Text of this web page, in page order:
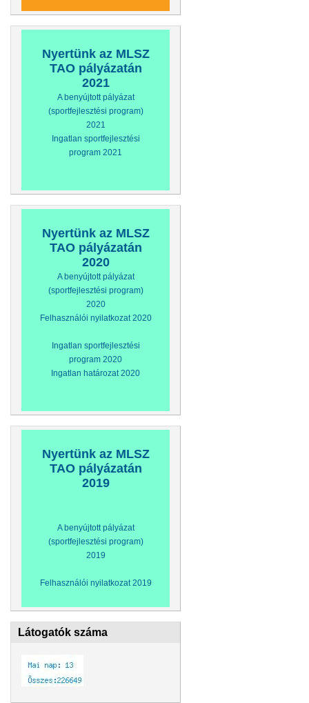
Nyertünk az MLSZ
TAO pályázatán
2021
A benyújtott pályázat
(sportfejlesztési program)
2021
Ingatlan sportfejlesztési
program 2021
Nyertünk az MLSZ
TAO pályázatán
2020
A benyújtott pályázat
(sportfejlesztési program)
2020
Felhasználói nyilatkozat 2020
Ingatlan sportfejlesztési
program 2020
Ingatlan határozat 2020
Nyertünk az MLSZ
TAO pályázatán
2019
A benyújtott pályázat
(sportfejlesztési program)
2019
Felhasználói nyilatkozat 2019
Látogatók száma